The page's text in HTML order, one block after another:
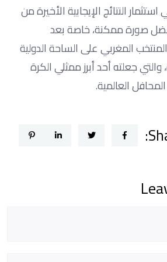
النتائج الإيجابية الأخيرة من
صورة ممكنة، خاصة بعد
المغربي على الساحة الدولية
جعلته أحد أبرز ممثلي الكرة
العالمية.